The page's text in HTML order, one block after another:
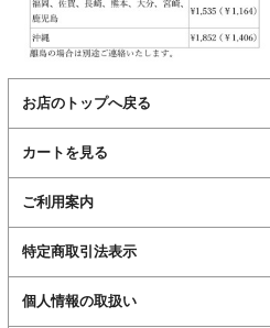
お店のトップへ戻る
カートを見る
ご利用案内
特定商取引法表示
個人情報の取扱い